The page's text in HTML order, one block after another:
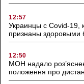
12:57
Украинцы с Covid-19,
признаны здоровыми
12:50
МОН надало
положення про